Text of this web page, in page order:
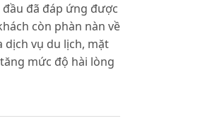
đã đáp ứng được
còn phàn nàn về
dịch vụ du lịch, mặt
mức độ hài lòng